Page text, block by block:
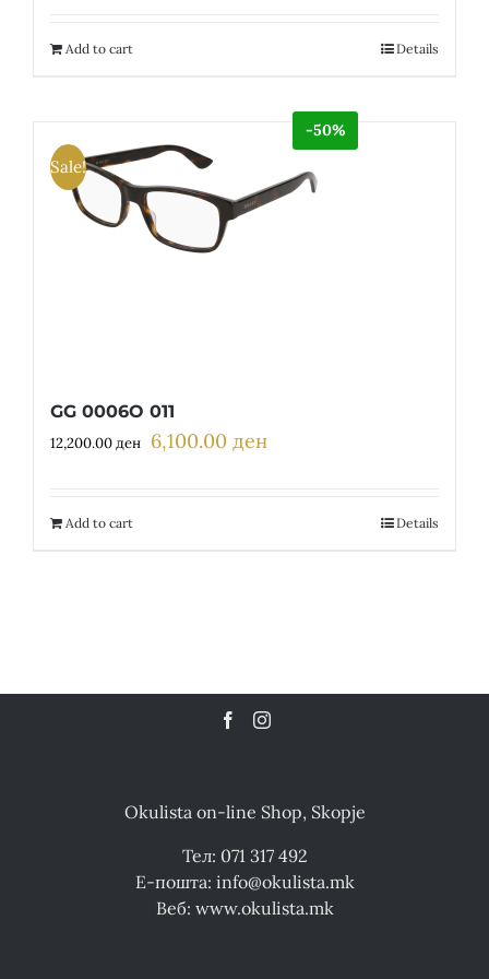
Add to cart Details
Sale!
-50%
GG 0006O 011
12,200.00ден Original
6,100.00 денCurrent
Add to cart Details
Okulista on-line Shop, Skopje
Тел: 071 317 492
Е-пошта: info@okulista.mk
Веб: www.okulista.mk